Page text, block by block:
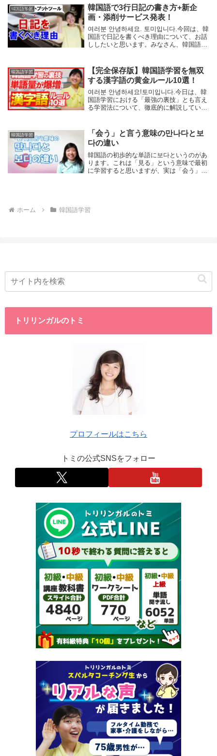
韓国語学習
韓国語で3行日記の書き方+新企
画・添削サービス発表！
여러분 안녕하세요. 토미입니다.今回は、韓
国語で日記を書くべき理由について、お話
ししたいと思います。みなさん、韓国語学
り当てているのではなないでしょうか？ラ
イティ...
韓国語学習
【完全保存版】韓国語学習を無双
する漢字語の黄金ルール10選！
여러분 안녕하세요!토미입니다.今日は、韓
国語学習における「最強の裏技」とも言え
る学習法について、徹底的に解説していき
を見ても、右から左へと抜けていってしま
う…」「...
韓国語学習
「会う」と言う意味の만나다と보
다の違い
韓国語の初歩的な単語に보다というのがあ
ります。これは「見る」という意味で最初
に学習すると思いますが、実は「会う」と
보다の違いについてご説明したいと思いま
ホーム 韓国語学習
トリリンガルのトミ
プロフィールはこちら
トミの公式SNSをフォロー